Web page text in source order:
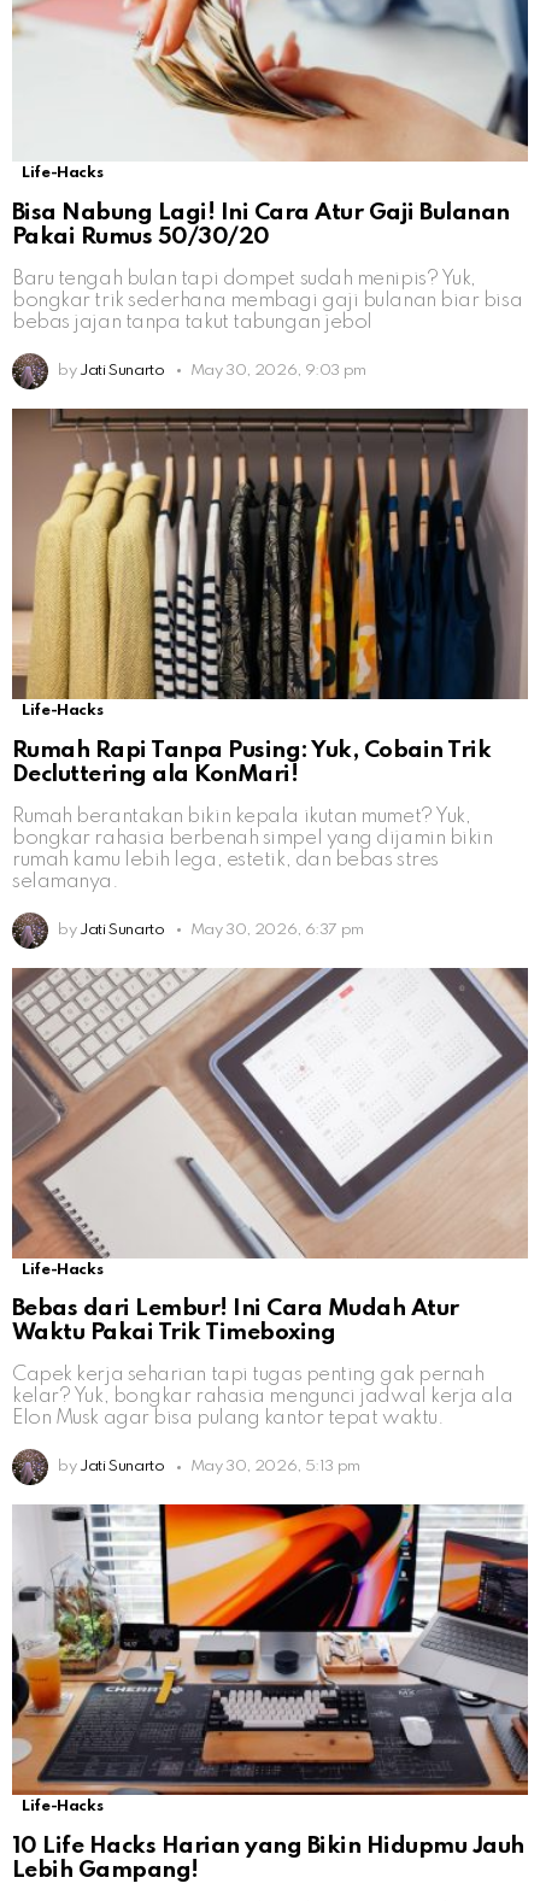
Life-Hacks
Bisa Nabung Lagi! Ini Cara Atur Gaji Bulanan
Pakai Rumus 50/30/20
Baru tengah bulan tapi dompet sudah menipis? Yuk,
bongkar trik sederhana membagi gaji bulanan biar bisa
bebas jajan tanpa takut tabungan jebol
by Jati Sunarto May 30, 2026, 9:03 pm
Life-Hacks
Rumah Rapi Tanpa Pusing: Yuk, Cobain Trik
Decluttering ala KonMari!
Rumah berantakan bikin kepala ikutan mumet? Yuk,
bongkar rahasia berbenah simpel yang dijamin bikin
rumah kamu lebih lega, estetik, dan bebas stres
selamanya.
by Jati Sunarto May 30, 2026, 6:37 pm
Life-Hacks
Bebas dari Lembur! Ini Cara Mudah Atur
Waktu Pakai Trik Timeboxing
Capek kerja seharian tapi tugas penting gak pernah
kelar? Yuk, bongkar rahasia mengunci jadwal kerja ala
Elon Musk agar bisa pulang kantor tepat waktu.
by Jati Sunarto May 30, 2026, 5:13 pm
Life-Hacks
10 Life Hacks Harian yang Bikin Hidupmu Jauh
Lebih Gampang!